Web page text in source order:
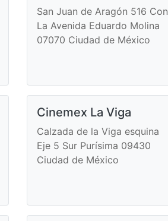
San Juan de Aragón 516 Con
La Avenida Eduardo Molina
07070 Ciudad de México
Cinemex La Viga
Calzada de la Viga esquina
Eje 5 Sur Purísima 09430
Ciudad de México